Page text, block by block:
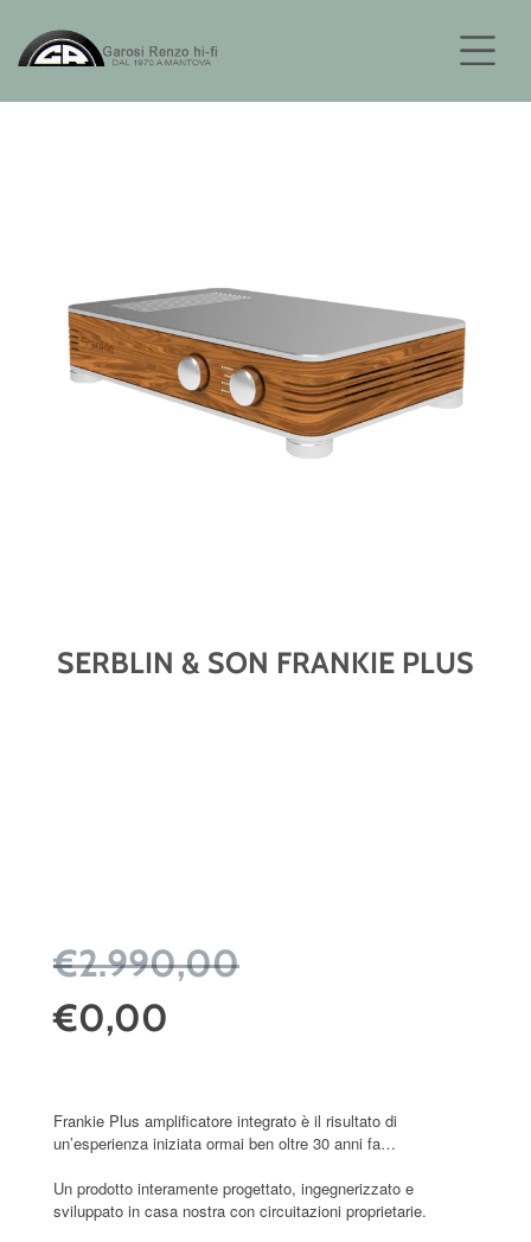
SERBLIN & SON FRANKIE PLUS
€2.990,00
€0,00
Frankie Plus amplificatore integrato è il risultato di
un’esperienza iniziata ormai ben oltre 30 anni fa…
Un prodotto interamente progettato, ingegnerizzato e
sviluppato in casa nostra con circuitazioni proprietarie.